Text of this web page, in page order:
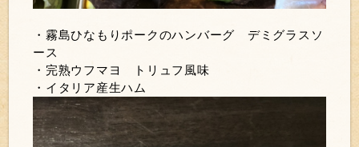
・霧島ひなもりポークのハンバーグ デミグラスソ
ース
・完熟ウフマヨ トリュフ風味
・イタリア産生ハム